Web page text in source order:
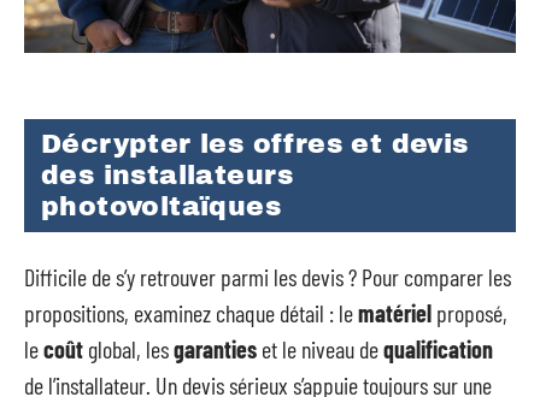
Décrypter les offres et devis
des installateurs
photovoltaïques
Difficile de s’y retrouver parmi les devis ? Pour comparer les
propositions, examinez chaque détail : lematériel proposé,
lecoût global, lesgaranties et le niveau dequalification
de l’installateur. Un devis sérieux s’appuie toujours sur une